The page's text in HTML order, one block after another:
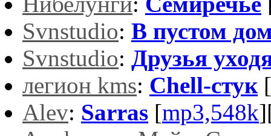
Svnstudio: В пустом
Svnstudio: Друзья
легион kms: Chell-стук[
Alev: Sarras [mp3,548k